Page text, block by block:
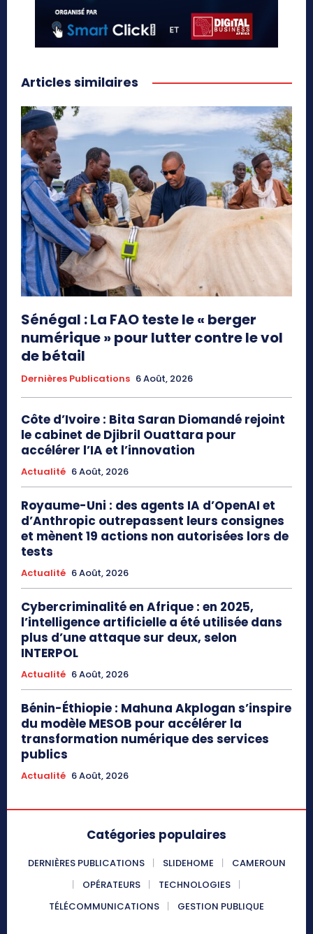
Articles similaires
Sénégal : La FAO teste le « berger
numérique » pour lutter contre le vol
de bétail
Dernières Publications 6 Août, 2026
Côte d’Ivoire : Bita Saran Diomandé rejoint
le cabinet de Djibril Ouattara pour
accélérer l’IA et l’innovation
Actualité 6 Août, 2026
Royaume-Uni : des agents IA d’OpenAI et
d’Anthropic outrepassent leurs consignes
et mènent 19 actions non autorisées lors de
tests
Actualité 6 Août, 2026
Cybercriminalité en Afrique : en 2025,
l’intelligence artificielle a été utilisée dans
plus d’une attaque sur deux, selon
INTERPOL
Actualité 6 Août, 2026
Bénin-Éthiopie : Mahuna Akplogan s’inspire
du modèle MESOB pour accélérer la
transformation numérique des services
publics
Actualité 6 Août, 2026
Catégories populaires
DERNIÈRES PUBLICATIONS SLIDEHOME
CAMEROUN
OPÉRATEURS
TECHNOLOGIES
TÉLÉCOMMUNICATIONS
GESTION PUBLIQUE